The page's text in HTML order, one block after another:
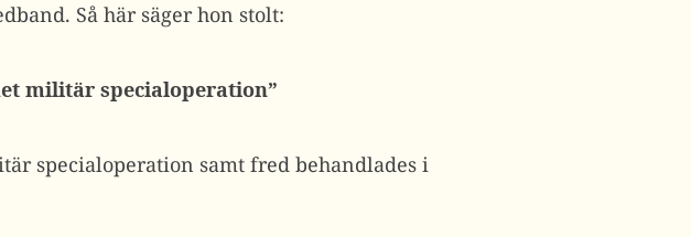
Så här säger hon stolt:
militär specialoperation”
specialoperation samt fred behandlades i